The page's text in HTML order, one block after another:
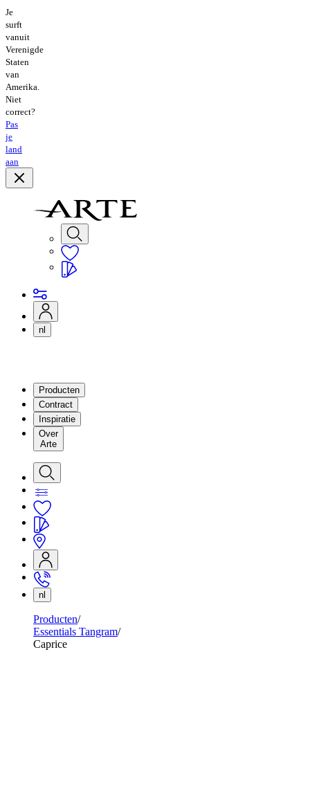
Je
surft
vanuit
Verenigde
Staten
van
Amerika.
Niet
correct?
Pas
je
land
aan
nl
Producten
Contract
Inspiratie
Over
Arte
nl
Producten
Essentials Tangram
Caprice